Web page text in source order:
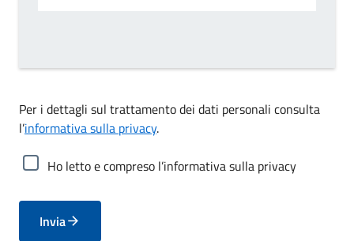
Per i dettagli sul trattamento dei dati personali consulta
l’informativa sulla privacy.
Ho letto e compreso l’informativa sulla privacy
Invia